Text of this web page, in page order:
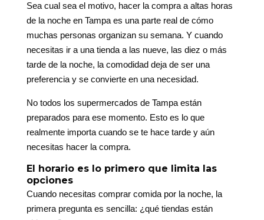
Sea cual sea el motivo, hacer la compra a altas horas
de la noche en Tampa es una parte real de cómo
muchas personas organizan su semana. Y cuando
necesitas ir a una tienda a las nueve, las diez o más
tarde de la noche, la comodidad deja de ser una
preferencia y se convierte en una necesidad.
No todos los supermercados de Tampa están
preparados para ese momento. Esto es lo que
realmente importa cuando se te hace tarde y aún
necesitas hacer la compra.
El horario es lo primero que limita las
opciones
Cuando necesitas comprar comida por la noche, la
primera pregunta es sencilla: ¿qué tiendas están